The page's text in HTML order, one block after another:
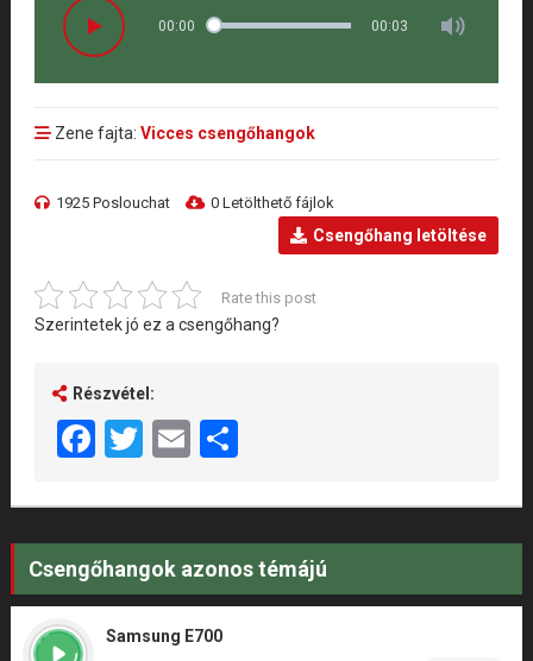
00:00 00:03
Zene fajta: Vicces csengőhangok
1925 Poslouchat 0 Letölthető fájlok
Csengőhang letöltése
Rate this post
Szerintetek jó ez a csengőhang?
Részvétel:
Facebook
Twitter
EmailShare
Csengőhangok azonos témájú
Samsung E700